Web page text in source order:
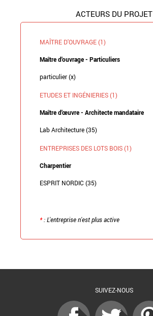
ACTEURS DU PROJET
MAÎTRE D'OUVRAGE (1)
Maître d'ouvrage - Particuliers
particulier (x)
ETUDES ET INGÉNIERIES (1)
Maître d'œuvre - Architecte mandataire
Lab Architecture (35)
ENTREPRISES DES LOTS BOIS (1)
Charpentier
ESPRIT NORDIC (35)
*: L'entreprise n'est plus active
SUIVEZ-NOUS